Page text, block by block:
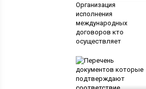
Организация
исполнения
международных
договоров кто
осуществляет